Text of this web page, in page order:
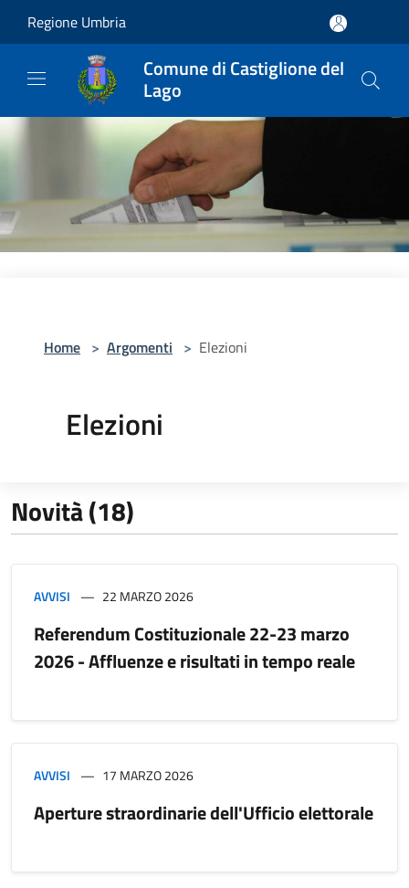
Regione Umbria
Comune di Castiglione del
Lago
Home > Argomenti > Elezioni
Elezioni
Novità (18)
AVVISI 22 MARZO 2026
Referendum Costituzionale 22-23 marzo
2026 - Affluenze e risultati in tempo reale
AVVISI 17 MARZO 2026
Aperture straordinarie dell'Ufficio elettorale